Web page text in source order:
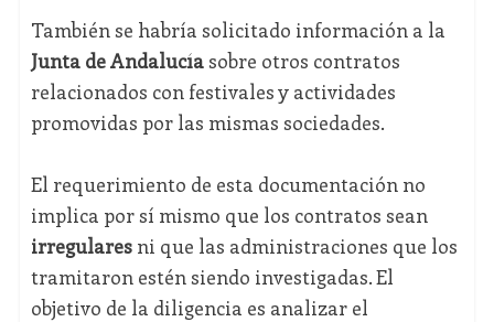
También se habría solicitado información a la
Junta de Andalucíasobre otros contratos
relacionados con festivales y actividades
promovidas por las mismas sociedades.
El requerimiento de esta documentación no
implica por sí mismo que los contratos sean
irregularesni que las administraciones que los
tramitaron estén siendo investigadas. El
objetivo de la diligencia es analizar el